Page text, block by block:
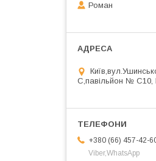
Роман
С,павільйон № С10,
+380 (66) 457-42-
Viber,WhatsApp